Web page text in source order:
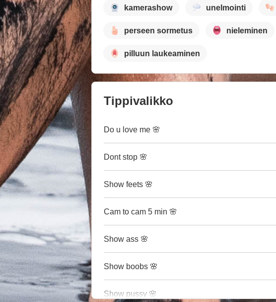
kamerashow unelmointi
perseen sormetus nieleminen
pilluun laukeaminen
Tippivalikko
Do u love me 🌸
Dont stop 🌸
Show feets 🌸
Cam to cam 5 min 🌸
Show ass 🌸
Show boobs 🌸
Show pussy 🌸